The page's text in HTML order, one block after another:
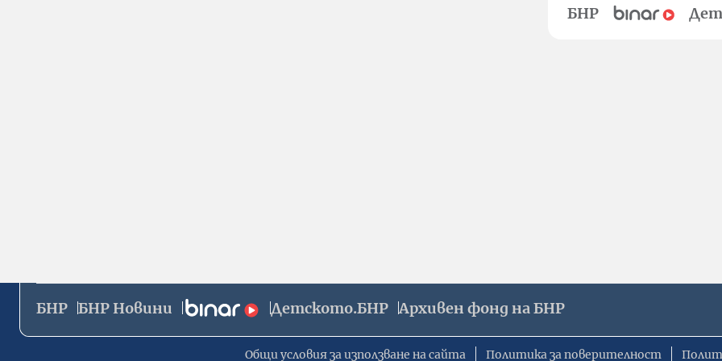
БНР
БНР БНР Новини Детското.БНР Архивен фонд на БНР
Общи условия за използване на сайта Политика за поверителност